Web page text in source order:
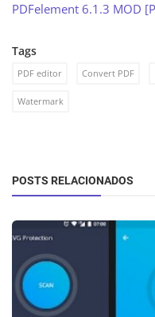
PDFelement 6.1.3 MOD
Tags
PDF editor Convert PDF
Watermark
POSTS RELACIONADOS